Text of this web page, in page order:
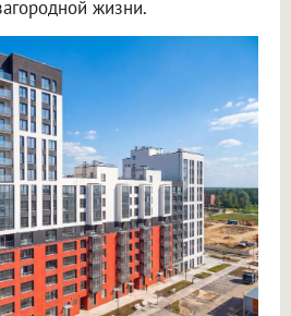
жизни.